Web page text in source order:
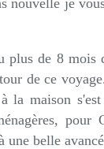
nouvelle je
plus de 8
de ce
la maison
pour
une belle